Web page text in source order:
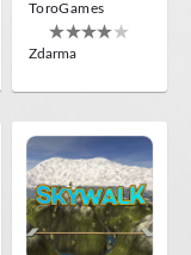
ToroGames
Zdarma